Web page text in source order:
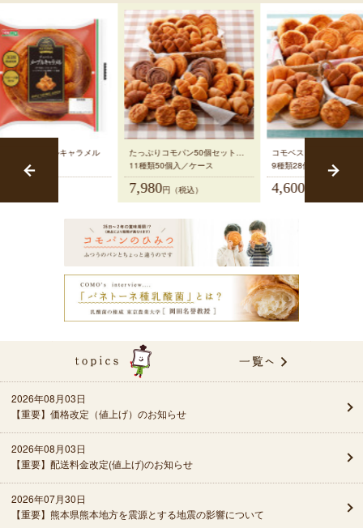
シュメープルキャラメル
ケース
たっぷりコモパン50個セット【送料無料】
11種類50個入／ケース
7,980円（税込）
コモベストセレクション
9種類28個入／ケース
4,600円（税込）
2026年08月03日
【重要】価格改定（値上げ）のお知らせ
2026年08月03日
【重要】配送料金改定(値上げ)のお知らせ
2026年07月30日
【重要】熊本県熊本地方を震源とする地震の影響について